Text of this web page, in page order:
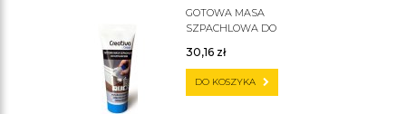
GOTOWA MASA
SZPACHLOWA DO
30,16 zł
DO KOSZYKA